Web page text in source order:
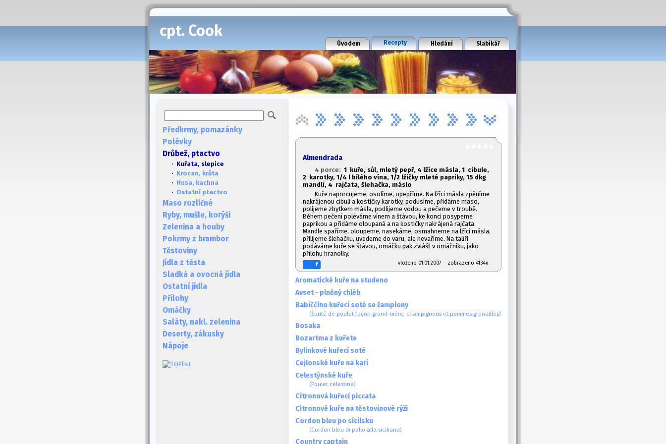
cpt. Cook
Úvodem Recepty Hledání Slabikář
Předkrmy, pomazánky
Polévky
Drůbež, ptactvo
· Kuřata, slepice
· Krocan, krůta
· Husa, kachna
· Ostatní ptactvo
Maso rozličné
Ryby, mušle, korýši
Zelenina a houby
Pokrmy z brambor
Těstoviny
Jídla z těsta
Sladká a ovocná jídla
Ostatní jídla
Přílohy
Omáčky
Saláty, nakl. zelenina
Deserty, zákusky
Nápoje
Almendrada
4 porce: 1 kuře, sůl, mletý pepř, 4 lžíce másla, 1 cibule,
2 karotky, 1/4 l bílého vína, 1/2 lžičky mleté papriky, 15 dkg
mandlí, 4 rajčata, šlehačka, máslo
Kuře naporcujeme, osolíme, opepříme. Na lžíci másla zpěníme
nakrájenou cibuli a kostičky karotky, podusíme, přidáme maso,
polijeme zbytkem másla, podlijeme vodou a pečeme v troubě.
Během pečení poléváme vínem a šťávou, ke konci posypeme
paprikou a přidáme oloupaná a na kostičky nakrájená rajčata.
Mandle spaříme, oloupeme, nasekáme, osmahneme na lžíci másla,
přilijeme šlehačku, uvedeme do varu, ale nevaříme. Na talíři
podáváme kuře se šťávou, omáčku pak zvlášť v omáčníku, jako
přílohu hranolky.
f vloženo 01.01.2007 zobrazeno 4134x
Aromatické kuře na studeno
Avset - plněný chléb
Babiččino kuřecí soté se žampiony
(Sauté de poulet façon grand-mère, champignons et pommes grenailles)
Bosaka
Bozartma z kuřete
Bylinkové kuřecí soté
Cejlonské kuře na karí
Celestýnské kuře
(Poulet célestine)
Citronová kuřecí piccata
Citronové kuře na těstovinové rýži
Cordon bleu po sicilsku
(Cordon bleu di pollo alla siciliana)
Country captain